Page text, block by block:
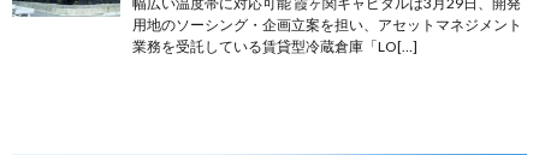
用地のソーシング・企画立案を担い、アセットマネジメント
業務を受託している賃貸型冷蔵倉庫「LO[…]